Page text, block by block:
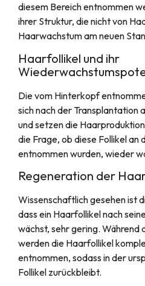
diesem Bereich entnommen
ihrer Struktur, die nicht von
Haarwachstum am neuen
Haarfollikel und ihr
Die vom Hinterkopf
sich nach der Transplantation
und setzen die
die Frage, ob diese Follikel an
entnommen wurden, wieder
Regeneration der
Wissenschaftlich gesehen ist
dass ein Haarfollikel nach
wächst, sehr gering. Während
werden die Haarfollikel
entnommen, sodass in der
Follikel zurückbleibt.